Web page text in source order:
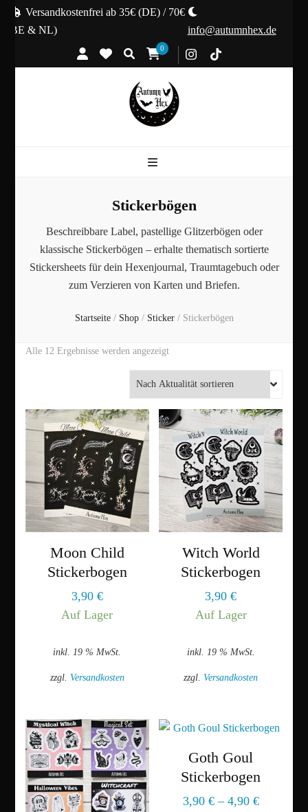
Versandkostenfrei ab 35€ (DE) / 70€
& NL)
info@autumnhex.de
0
Stickerbögen
Beschreibbare Label, pastellige Glitzerbögen oder
klassische Stickerbögen – erhalte thematisch sortierte
Stickersheets für dein Hexenjournal, Traumtagebuch oder
zum Verzieren von Karten und Briefen.
Startseite / Shop / Sticker / Stickerbögen
Alle 12 Ergebnisse werden angezeigtNach
sortiert
Moon Child
Stickerbogen
3,90 €
Auf Lager
inkl. 19 % MwSt.
zzgl. Versandkosten
Witch World
Stickerbogen
3,90€
Auf Lager
inkl. 19 % MwSt.
zzgl. Versandkosten
Goth Goul
Stickerbogen
3,90 €– 4,90 €